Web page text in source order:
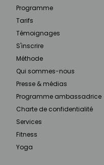
Programme
Tarifs
Témoignages
S'inscrire
Méthode
Qui sommes-nous
Presse & médias
Programme ambassadrice
Charte de confidentialité
Services
Fitness
Yoga